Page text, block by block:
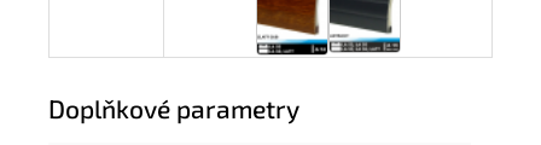
Doplňkové parametry